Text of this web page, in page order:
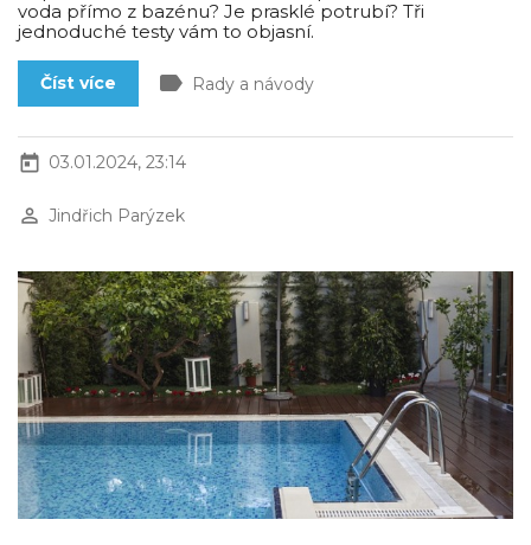
voda přímo z bazénu? Je prasklé potrubí? Tři
jednoduché testy vám to objasní.
Číst více label Rady a návody
today 03.01.2024, 23:14
perm_identity Jindřich Parýzek